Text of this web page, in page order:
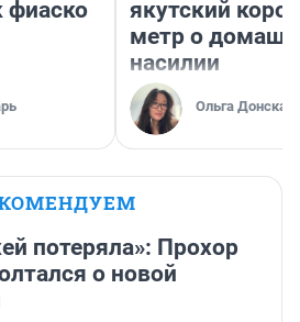
фиаско
якутский
метр о
насилии
Ольга Донская
потеряла»: Прохор
о новой